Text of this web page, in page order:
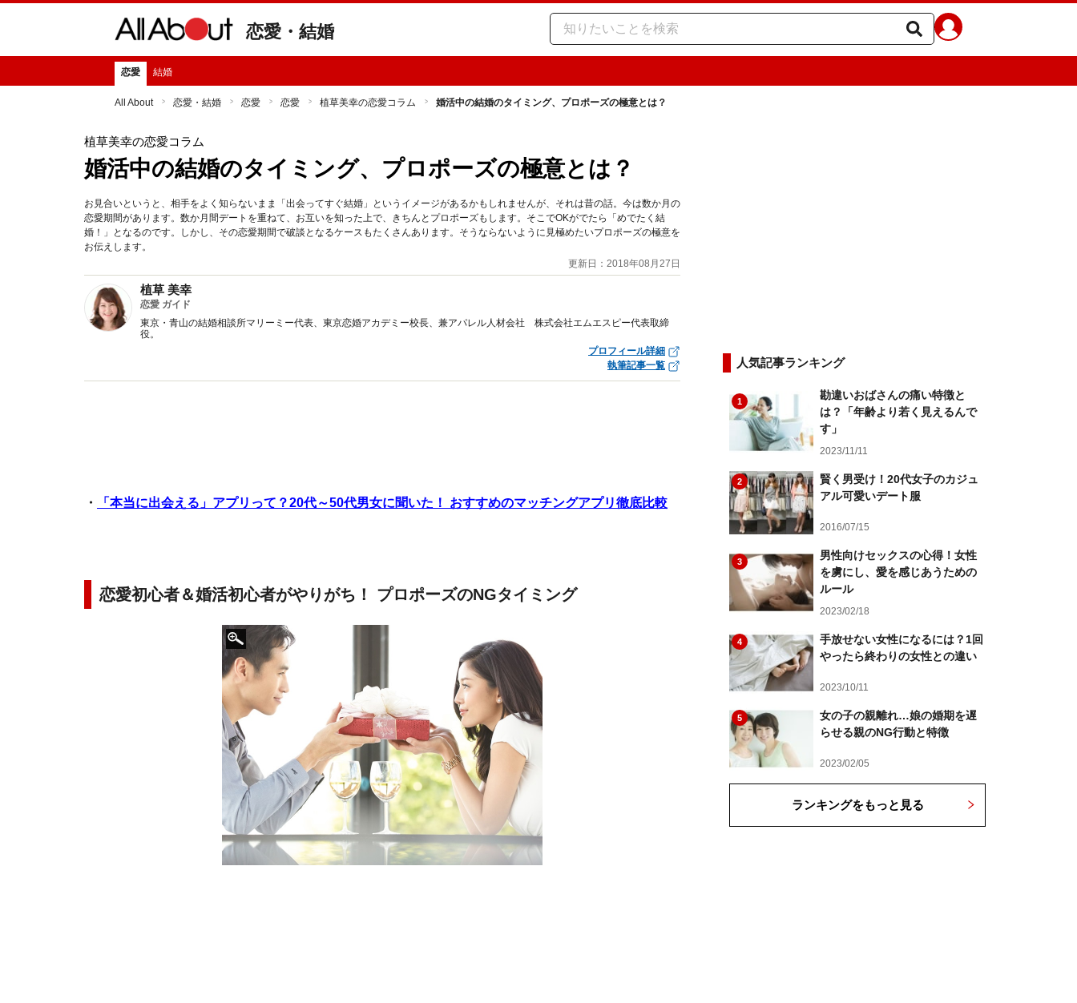
恋愛・結婚
恋愛 結婚
All About 恋愛・結婚 恋愛 恋愛 植草美幸の恋愛コラム 婚活中の結婚のタイミング、プロポーズの極意とは？
植草美幸の恋愛コラム
婚活中の結婚のタイミング、プロポーズの極意とは？
お見合いというと、相手をよく知らないまま「出会ってすぐ結婚」というイメージがあるかもしれませんが、それは昔の話。今は数か月の
恋愛期間があります。数か月間デートを重ねて、お互いを知った上で、きちんとプロポーズもします。そこでOKがでたら「めでたく結
婚！」となるのです。しかし、その恋愛期間で破談となるケースもたくさんあります。そうならないように見極めたいプロポーズの極意を
お伝えします。
更新日：2018年08月27日
植草 美幸
恋愛 ガイド
東京・青山の結婚相談所マリーミー代表、東京恋婚アカデミー校長、兼アパレル人材会社 株式会社エムエスピー代表取締
役。
プロフィール詳細
執筆記事一覧
・ 「本当に出会える」アプリって？20代～50代男女に聞いた！ おすすめのマッチングアプリ徹底比較
恋愛初心者＆婚活初心者がやりがち！ プロポーズのNGタイミング
人気記事ランキング
1
勘違いおばさんの痛い特徴と
は？「年齢より若く見えるんで
す」
2023/11/11
2
賢く男受け！20代女子のカジュ
アル可愛いデート服
2016/07/15
3
男性向けセックスの心得！女性
を虜にし、愛を感じあうための
ルール
2023/02/18
4
手放せない女性になるには？1回
やったら終わりの女性との違い
2023/10/11
5
女の子の親離れ…娘の婚期を遅
らせる親のNG行動と特徴
2023/02/05
ランキングをもっと見る